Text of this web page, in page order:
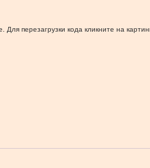
перезагрузки кода кликните на